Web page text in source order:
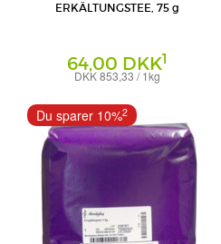
ERKÄLTUNGSTEE, 75 g
64,00 DKK1
DKK 853,33 / 1kg
Bombastus-Werke AG
Du sparer 10%2